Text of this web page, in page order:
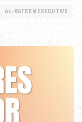
AL-BATEEN EXECUTIVE